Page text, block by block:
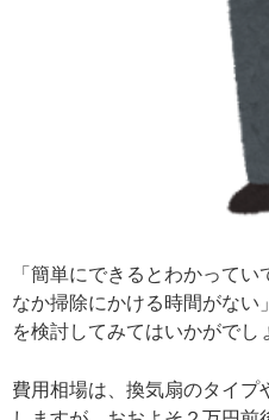
「簡単にできるとわかって
なか掃除にかける時間がな
を検討してみてはいかがでし
費用相場は、換気扇のタイプ